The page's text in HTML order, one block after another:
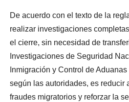
De acuerdo con el texto de la
realizar investigaciones
el cierre, sin necesidad de
Investigaciones de Seguridad
Inmigración y Control de
según las autoridades, es reducir
fraudes migratorios y reforzar la